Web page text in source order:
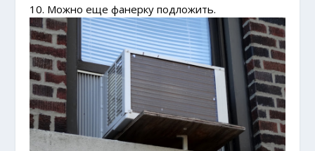
10. Можно еще фанерку подложить.